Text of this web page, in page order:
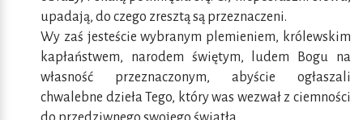
upadają, do czego zresztą są przeznaczeni.
Wy zaś jesteście wybranym plemieniem, królewskim
kapłaństwem, narodem świętym, ludem Bogu na
własność przeznaczonym, abyście ogłaszali
chwalebne dzieła Tego, który was wezwał z ciemności